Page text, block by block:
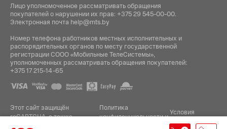
Лицо уполномоченное рассматривать обращения
покупателей о нарушении их прав: +375 29 545-00-00.
Электронная почта help@mts.by
Номер телефона работников местных исполнительных и
распорядительных органов по месту государственной
регистрации СООО «Мобильные ТелеСистемы»,
уполномоченных рассматривать обращения покупателей:
+375 17 215-14-65
Этот сайт защищён
reCAPTCHA, а также
Политика
конфиденциальностииУсловия
.